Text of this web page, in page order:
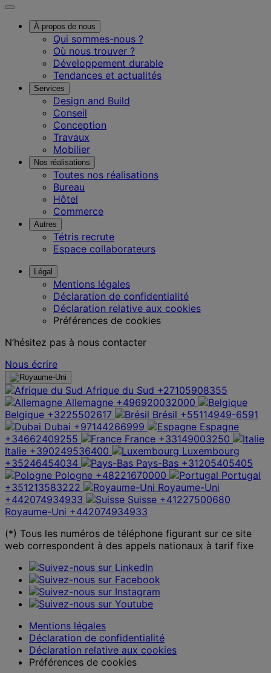
À propos de nous
Qui sommes-nous ?
Où nous trouver ?
Développement durable
Tendances et actualités
Services
Design and Build
Conseil
Conception
Travaux
Mobilier
Nos réalisations
Toutes nos réalisations
Bureau
Hôtel
Commerce
Autres
Tétris recrute
Espace collaborateurs
Légal
Mentions légales
Déclaration de confidentialité
Déclaration relative aux cookies
Préférences de cookies
N’hésitez pas à nous contacter
Nous écrire
Afrique du Sud +27105908355
Allemagne +496920032000
Belgique +3225502617 Brésil +55114949-6591
Dubai +97144266999
Espagne
+34662409255
France +33149003250
Italie +390249536400
Luxembourg
+35246454034
Pays-Bas +31205405405
Pologne +48221670000
Portugal
+351213583222
Royaume-Uni
+442074934933
Suisse +41227500680
Royaume-Uni +442074934933
(*) Tous les numéros de téléphone figurant sur ce site
web correspondent à des appels nationaux à tarif fixe
Mentions légales
Déclaration de confidentialité
Déclaration relative aux cookies
Préférences de cookies